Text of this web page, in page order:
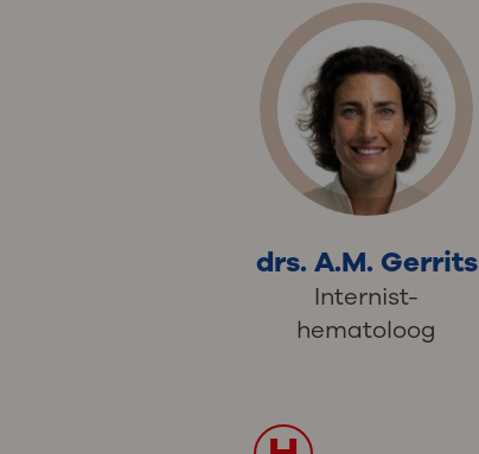
drs. A.M. Gerrits
Internist-
hematoloog